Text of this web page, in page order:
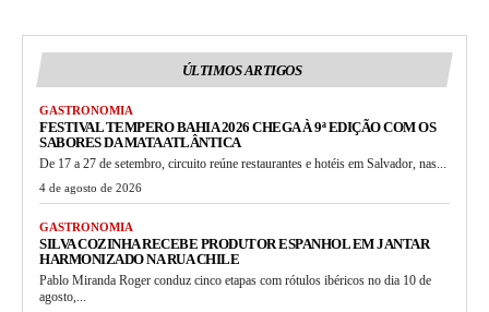
ÚLTIMOS ARTIGOS
GASTRONOMIA
FESTIVAL TEMPERO BAHIA 2026 CHEGA À 9ª EDIÇÃO COM OS
SABORES DA MATA ATLÂNTICA
De 17 a 27 de setembro, circuito reúne restaurantes e hotéis em Salvador, nas...
4 de agosto de 2026
GASTRONOMIA
SILVA COZINHA RECEBE PRODUTOR ESPANHOL EM JANTAR
HARMONIZADO NA RUA CHILE
Pablo Miranda Roger conduz cinco etapas com rótulos ibéricos no dia 10 de
agosto,...